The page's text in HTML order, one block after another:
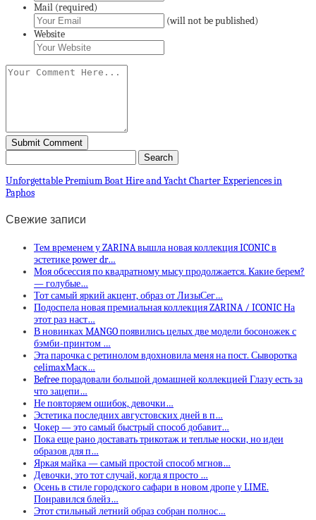
Mail (required)
(will not be published)
Website
Unforgettable Premium Boat Hire and Yacht Charter Experiences in
Paphos
Свежие записи
Тем временем у ZARINA вышла новая коллекция ICONIC в
эстетике power dr…
Моя обсессия по квадратному мысу продолжается. Какие берем?
— голубые…
Тот самый яркий акцент, образ от ЛизыСег…
Подоспела новая премиальная коллекция ZARINA / ICONIC На
этот раз наст…
В новинках MANGO появились целых две модели босоножек с
бэмби-принтом …
Эта парочка с ретинолом вдохновила меня на пост. Сыворотка
celimaxМаск…
Befree порадовали большой домашней коллекцией Глазу есть за
что зацепи…
Не повторяем ошибок, девочки…
Эстетика последних августовских дней в п…
Чокер — это самый быстрый способ добавит…
Пока еще рано доставать трикотаж и теплые носки, но идеи
образов для п…
Яркая майка — самый простой способ мгнов…
Девочки, это тот случай, когда я просто …
Осень в стиле городского сафари в новом дропе у LIME.
Понравился блейз…
Этот стильный летний образ собран полнос…